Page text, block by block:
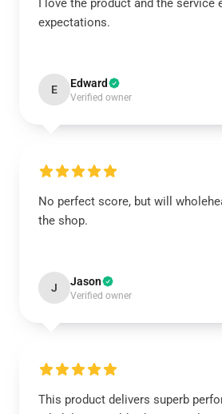
I love the product and the service
expectations.
E Edward
Verified owner
No perfect score, but will
the shop.
J Jason
Verified owner
This product delivers superb